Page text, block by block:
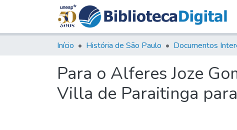
Início História de São Paulo Documentos
Para o Alferes Joze
Villa de Paraitinga